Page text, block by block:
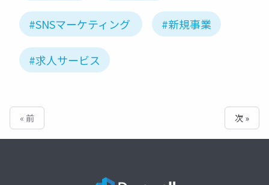
#SNSマーケティング #新規事業
#求人サービス
« 前 次 »